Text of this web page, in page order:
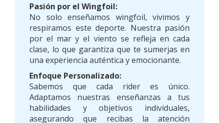
Pasión por el Wingfoil:
No solo enseñamos wingfoil, vivimos y
respiramos este deporte. Nuestra pasión
por el mar y el viento se refleja en cada
clase, lo que garantiza que te sumerjas en
una experiencia auténtica y emocionante.
Enfoque Personalizado:
Sabemos que cada rider es único.
Adaptamos nuestras enseñanzas a tus
habilidades y objetivos individuales,
asegurando que recibas la atención